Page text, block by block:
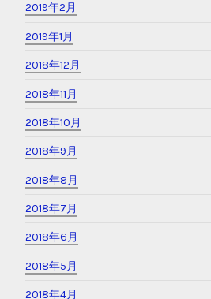
2019年2月
2019年1月
2018年12月
2018年11月
2018年10月
2018年9月
2018年8月
2018年7月
2018年6月
2018年5月
2018年4月